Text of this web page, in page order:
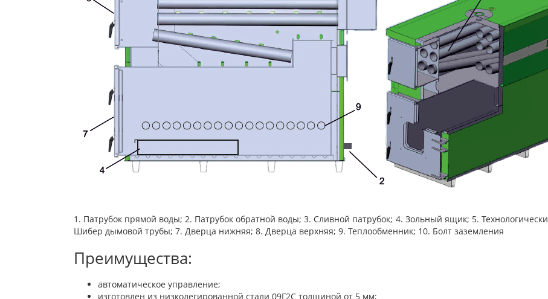
1. Патрубок прямой воды; 2. Патрубок обратной воды; 3. Сливной патрубок; 4. Зольный ящик; 5.
Шибер дымовой трубы; 7. Дверца нижняя; 8. Дверца верхняя; 9. Теплообменник; 10. Болт заземления
Преимущества:
автоматическое управление;
изготовлен из низколегированной стали 09Г2С толщиной от 5 мм;